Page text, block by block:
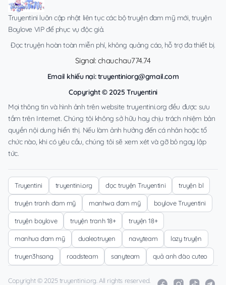
Truyentini luôn cập nhật liên tục các bộ truyện đam mỹ mới, truyện
Boylove VIP để phục vụ độc giả.
Đọc truyện hoàn toàn miễn phí, không quảng cáo, hỗ trợ đa thiết bị.
Signal: chauchau774.74
Email khiếu nại:truyentiniorg@gmail.com
Copyright © 2025 Truyentini
Mọi thông tin và hình ảnh trên website truyentini.org đều được sưu
tầm trên Internet. Chúng tôi không sở hữu hay chịu trách nhiệm bản
quyền nội dung hiển thị. Nếu làm ảnh hưởng đến cá nhân hoặc tổ
chức nào, khi có yêu cầu, chúng tôi sẽ xem xét và gỡ bỏ ngay lập
tức.
Truyentini truyentini.org đọc truyện Truyentini truyện bl
truyện tranh đam mỹ manhwa đam mỹ boylove Truyentini
truyện boylove truyện tranh 18+ truyện 18+
manhua đam mỹ dualeotruyen navyteam lazy truyện
truyen3hsang roadsteam sanyteam quả anh đào cuteo
Copyright © 2025 truyentini.org. All rights reserved.